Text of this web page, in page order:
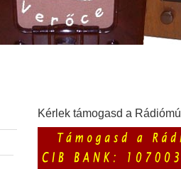
Kérlek támogasd a